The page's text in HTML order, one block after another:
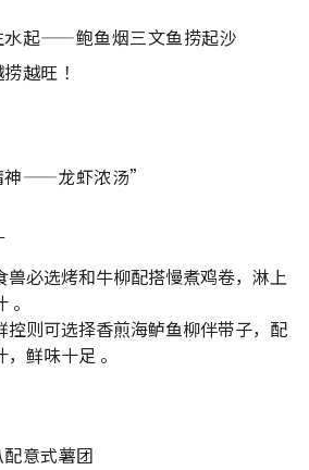
起——鲍鱼烟三文鱼捞起沙
越旺 ！
神——龙虾浓汤”
兽必选烤和牛柳配搭慢煮鸡卷，淋上
控则可选择香煎海鲈鱼柳伴带子，配
鲜味十足 。
意式薯团